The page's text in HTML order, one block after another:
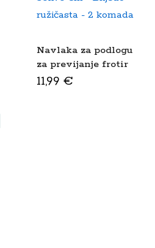
Navlaka za podlogu
za previjanje frotir
50×70 cm – Blijedo
11,99 €